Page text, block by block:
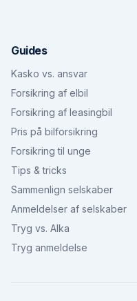
Guides
Kasko vs. ansvar
Forsikring af elbil
Forsikring af leasingbil
Pris på bilforsikring
Forsikring til unge
Tips & tricks
Sammenlign selskaber
Anmeldelser af selskaber
Tryg vs. Alka
Tryg anmeldelse